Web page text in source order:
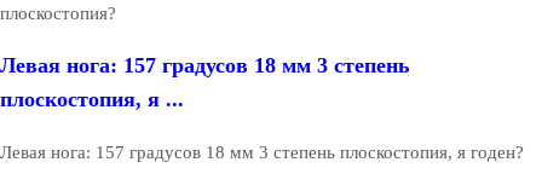
плоскостопия?
Левая нога: 157 градусов 18 мм 3 степень
плоскостопия, я ...
Левая нога: 157 градусов 18 мм 3 степень плоскостопия, я годен?